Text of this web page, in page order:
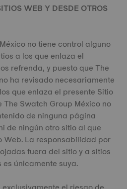
WEB Y DESDE OTROS
no tiene control alguno
a los que enlaza el
refrenda, y puesto que The
ha revisado necesariamente
que enlaza el presente Sitio
Swatch Group México no
de ninguna página
de ningún otro sitio al que
Web. La responsabilidad por
fuera del sitio y a sitios
únicamente suya.